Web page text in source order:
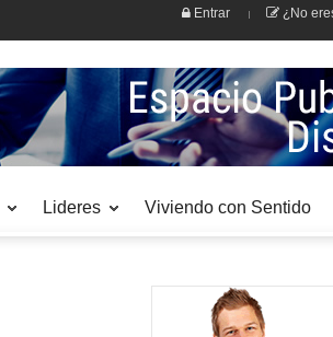
Entrar ¿No
Lideres Viviendo con Sentido